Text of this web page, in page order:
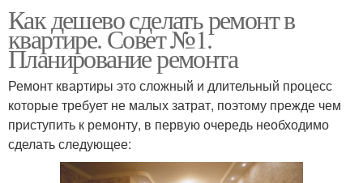
Как дешево сделать ремонт в
квартире. Совет №1.
Планирование ремонта
Ремонт квартиры это сложный и длительный процесс
которые требует не малых затрат, поэтому прежде чем
приступить к ремонту, в первую очередь необходимо
сделать следующее: